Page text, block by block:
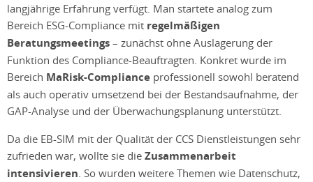
langjährige Erfahrung verfügt. Man startete analog zum
Bereich ESG-Compliance mit regelmäßigen
Beratungsmeetings – zunächst ohne Auslagerung der
Funktion des Compliance-Beauftragten. Konkret wurde im
Bereich MaRisk-Compliance professionell sowohl beratend
als auch operativ umsetzend bei der Bestandsaufnahme, der
GAP-Analyse und der Überwachungsplanung unterstützt.
Da die EB-SIM mit der Qualität der CCS Dienstleistungen sehr
zufrieden war, wollte sie die Zusammenarbeit
intensivieren . So wurden weitere Themen wie Datenschutz,